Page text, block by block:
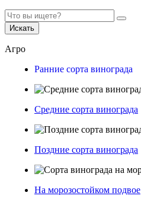
Искать
Агро
Ранние сорта винограда
Средние сорта винограда
Поздние сорта винограда
На морозостойком подвое